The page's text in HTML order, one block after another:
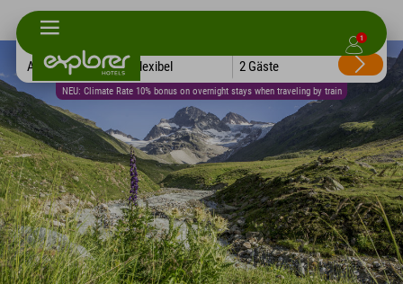
1
NEU: Climate Rate 10% bonus on overnight stays when traveling by train
Alle Hotels Flexibel 2 Gäste